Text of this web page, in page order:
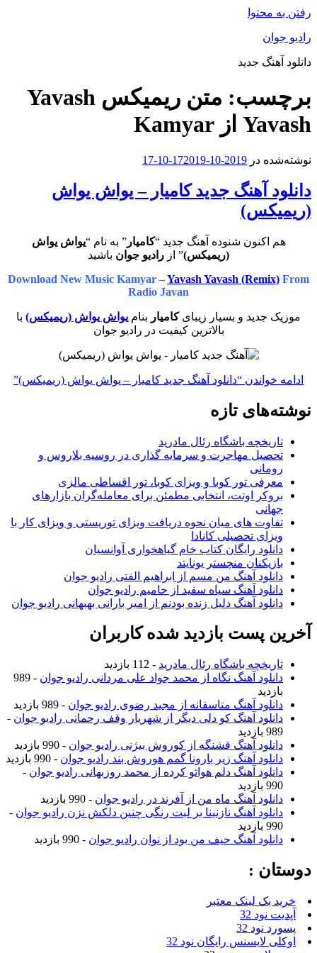
رفتن به محتوا
رادیو جوان
دانلود آهنگ جدید
برچسب:
متن ریمیکس Yavash
Yavash از Kamyar
نوشته‌شده در 2019-10-17
2019-10-17
دانلود آهنگ جدید کامیار – یواش یواش
(ریمیکس)
هم اکنون شنوده آهنگ جدید “کامیار” به نام “یواش یواش
(ریمیکس)” از رادیو جوان باشید
Download New Music Kamyar –Yavash Yavash (Remix) From
Radio Javan
موزیک جدید و بسیار زیبایکامیار بنام یواش یواش (ریمیکس) با
بالاترین کیفیت در رادیو جوان
ادامه خواندن “دانلود آهنگ جدید کامیار – یواش یواش (ریمیکس)”
نوشته‌های تازه
تاریخچه باشگاه رئال مادرید
تحصیل مهاجرت و سرمایه گذاری در روسیه بلاروس و
رومانی
معرفی تور کوبا و ویزای کوبا، تور اقساطی مالزی
بروکر اوتت، انتخابی مطمئن برای معامله‌گران بازارهای
جهانی
تفاوت های میان نحوه دریافت ویزای توریستی و ویزای کار با
ویزای تحصیلی کانادا
دانلود رایگان کتاب خام گیاهخواری آوانسیان
بازیکنان منچستر یونایتد
دانلود آهنگ من مسم از ابراهیم الفتی رادیو جوان
دانلود آهنگ سیاه سفید از حامیم رادیو جوان
دانلود آهنگ دلیل زنده بودنم از امیر بارانی بهبهانی رادیو جوان
آخرین پست بازدید شده کاربران
تاریخچه باشگاه رئال مادرید - 112 بازدید
دانلود آهنگ نگاه از محمد جواد علی مردانی رادیو جوان
- 989
بازدید
دانلود آهنگ متاسفانه از مجید رضوی رادیو جوان - 989 بازدید
دانلود آهنگ کو دلی دیگر از شهریار وقف رحمانی رادیو جوان -
989 بازدید
دانلود آهنگ قشنگه از کوروش بیژنی رادیو جوان - 990 بازدید
دانلود آهنگ زیر بارونا گمم هوروش بند رادیو جوان - 990 بازدید
دانلود آهنگ دلم هواتو کرده از محمد روزبهانی رادیو جوان -
990 بازدید
دانلود آهنگ ماه من از آفرند در رادیو جوان - 990 بازدید
دانلود آهنگ نازنینا بر لبت رنگی چنین دلکش نزن رادیو جوان -
990 بازدید
دانلود آهنگ حیف من بود از نوان رادیو جوان - 990 بازدید
دوستان :
خرید بک لینک معتبر
آپدیت نود 32
پسورد نود 32
اوکلی لایسنس رایگان نود 32